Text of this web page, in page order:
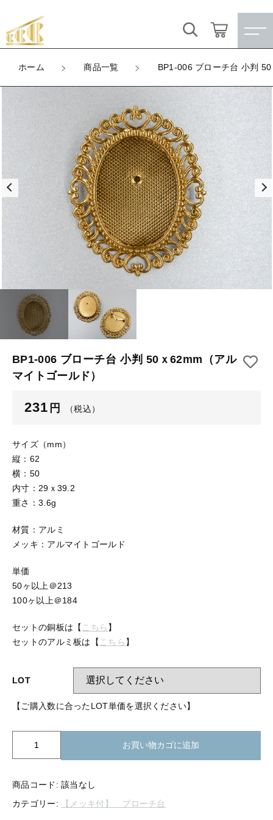
ホーム 商品一覧 BP1-006 ブローチ台 小判
BP1-006 ブローチ台 小判 50ｘ62mm（アル
マイトゴールド）
231 円 （税込）
サイズ（mm）
縦：62
横：50
内寸：29ｘ39.2
重さ：3.6g
材質：アルミ
メッキ：アルマイトゴールド
単価
50ヶ以上＠213
100ヶ以上＠184
セットの銅板は【 こちら 】
セットのアルミ板は【 こちら 】
LOT
【ご購入数に合ったLOT単価を選択ください】
ロ
チ
お買い物カゴに追加
商品コード:該当なし
カテゴリー:
【メッキ付】 ブローチ台
カートに商品を追加しました
イトゴールド）
数量
（税込）
ショッピングを続ける
カートを確認する
お気に入り
すべての商品
★訳ありアウトレット★
【メッキ付】 製品
【メッキ付】 ブローチ台
【はめこみパーツ】 銅板
【はめこみパーツ】 アルミ板
【はめこみパーツ】 アミ
【表金具】 皿・ミール皿
【表金具】 浅皿
【表金具】 押皿・挽物
【表金具】 4ッ爪
【表金具】 平板
【表金具】 プレート
【留め金具】 ブローチピン
【留め金具】 丸カン・小判カン
【留め金具】 指輪
【留め金具】 イヤリング
【留め金具】 クリップ・差込
【留め金具】 マスク用クリップ
【留め金具】 ネクタイピン
【留め金具】 タイタック
【留め金具】 ループタイ金具
すべて
★訳ありアウトレット★
【メッキ付】 製品
【メッキ付】 ブローチ台
【はめこみパーツ】 銅板
【はめこみパーツ】 アルミ板
【はめこみパーツ】 アミ
【表金具】 皿・ミール皿
【表金具】 浅皿
【留め金具】 丸カン・小判カン
【留め金具】 指輪
【留め金具】 蝶タック
こだわり検索
親カテゴリ
子カテゴリ
価格帯
～
その他
在庫あり セール